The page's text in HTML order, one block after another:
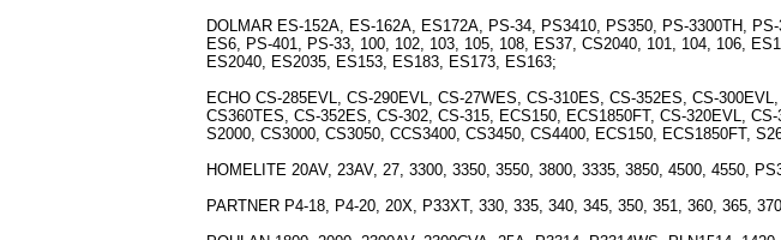
DOLMAR ES-152A, ES-162A, ES172A, PS-34, PS3410, PS350, PS-3300TH,
ES6, PS-401, PS-33, 100, 102, 103, 105, 108, ES37, CS2040, 101, 104, 106,
ES2040, ES2035, ES153, ES183, ES173, ES163;
ECHO CS-285EVL, CS-290EVL, CS-27WES, CS-310ES, CS-352ES, CS-
CS360TES, CS-352ES, CS-302, CS-315, ECS150, ECS1850FT, CS-320EVL,
S2000, CS3000, CS3050, CCS3400, CS3450, CS4400, ECS150, ECS1850FT,
HOMELITE 20AV, 23AV, 27, 3300, 3350, 3550, 3800, 3335, 3850, 4500, 4550,
PARTNER P4-18, P4-20, 20X, P33XT, 330, 335, 340, 345, 350, 351, 360, 365,